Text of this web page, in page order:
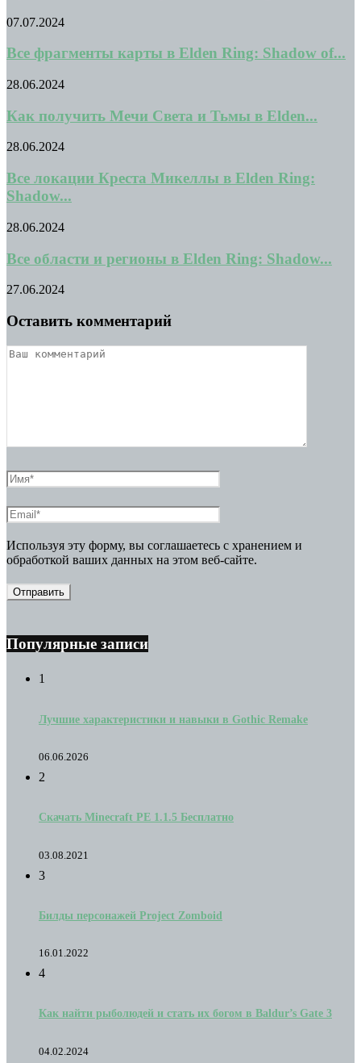
07.07.2024
Все фрагменты карты в Elden Ring: Shadow of...
28.06.2024
Как получить Мечи Света и Тьмы в Elden...
28.06.2024
Все локации Креста Микеллы в Elden Ring:
Shadow...
28.06.2024
Все области и регионы в Elden Ring: Shadow...
27.06.2024
Оставить комментарий
Используя эту форму, вы соглашаетесь с хранением и
обработкой ваших данных на этом веб-сайте.
Популярные записи
1
Лучшие характеристики и навыки в Gothic Remake
06.06.2026
2
Скачать Minecraft PE 1.1.5 Бесплатно
03.08.2021
3
Билды персонажей Project Zomboid
16.01.2022
4
Как найти рыболюдей и стать их богом в Baldur’s Gate 3
04.02.2024